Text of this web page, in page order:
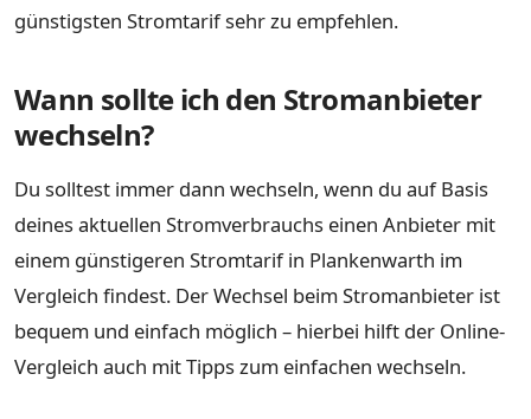
günstigsten Stromtarif sehr zu empfehlen.
Wann sollte ich den Stromanbieter
wechseln?
Du solltest immer dann wechseln, wenn du auf Basis
deines aktuellen Stromverbrauchs einen Anbieter mit
einem günstigeren Stromtarif in Plankenwarth im
Vergleich findest. Der Wechsel beim Stromanbieter ist
bequem und einfach möglich – hierbei hilft der Online-
Vergleich auch mit Tipps zum einfachen wechseln.